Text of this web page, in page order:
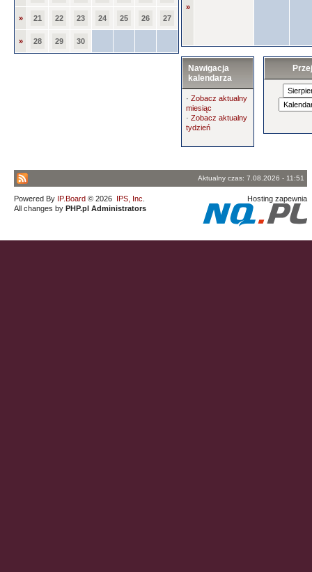
» 21 22 23 24 25 26 27
» 28 29 30
»
Nawigacja
kalendarza
· Zobacz aktualny
miesiąc
· Zobacz aktualny
tydzień
Aktualny czas: 7.08.2026 - 11:51
Powered By IP.Board © 2026 IPS, Inc
All changes by PHP.pl Administrators
Hosting zapewnia